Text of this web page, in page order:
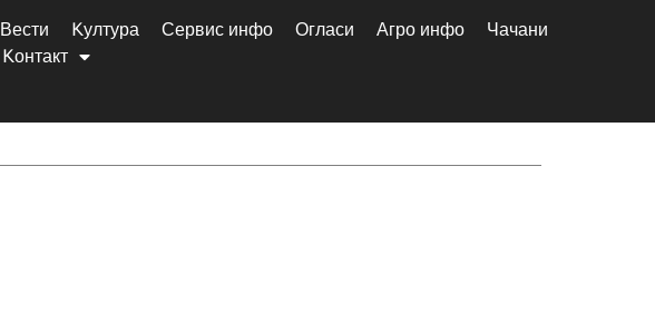
Вести Kултура Сервис инфо Огласи Агро инфо
Чачани
Kонтакт